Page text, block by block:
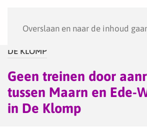
Overslaan en naar de inhoud
DE KLOMP
Geen treinen door
tussen Maarn en Ede-
in De Klomp